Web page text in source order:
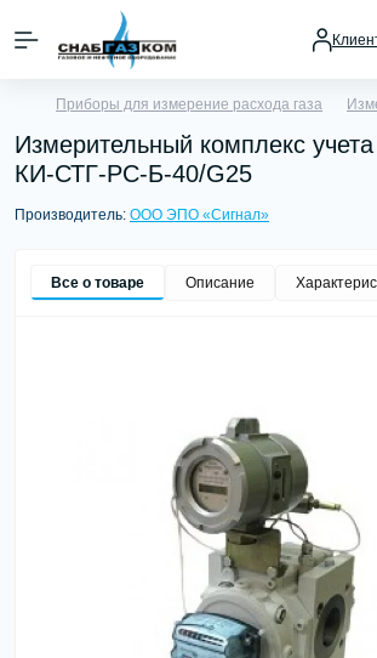
Приборы для измерение расхода газа
Измерительный комплекс
КИ-СТГ-РС-Б-40/G25
Производитель: ООО ЭПО «Сигнал»
Все о товаре Описание